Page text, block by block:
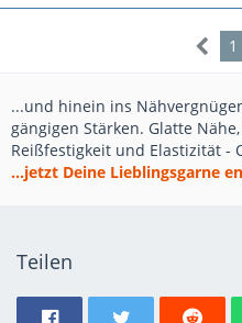
1
...und hinein ins
gängigen Stärken. Glatte
Reißfestigkeit und Elastizität -
...jetzt Deine Lieblingsgarne
Teilen